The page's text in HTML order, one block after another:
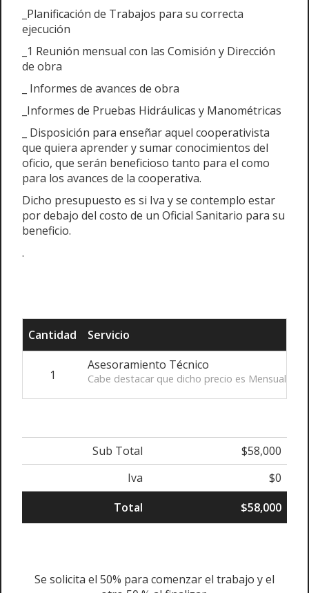
_Planificación de Trabajos para su correcta
ejecución
_1 Reunión mensual con las Comisión y Dirección
de obra
_ Informes de avances de obra
_Informes de Pruebas Hidráulicas y Manométricas
_ Disposición para enseñar aquel cooperativista
que quiera aprender y sumar conocimientos del
oficio, que serán beneficioso tanto para el como
para los avances de la cooperativa.
Dicho presupuesto es si Iva y se contemplo estar
por debajo del costo de un Oficial Sanitario para su
beneficio.
.
Cantidad Servicio
1
Asesoramiento Técnico
Cabe destacar que dicho precio es Mensual
Sub Total
$58,000
Iva
$0
Total
$58,000
Se solicita el 50% para comenzar el trabajo y el